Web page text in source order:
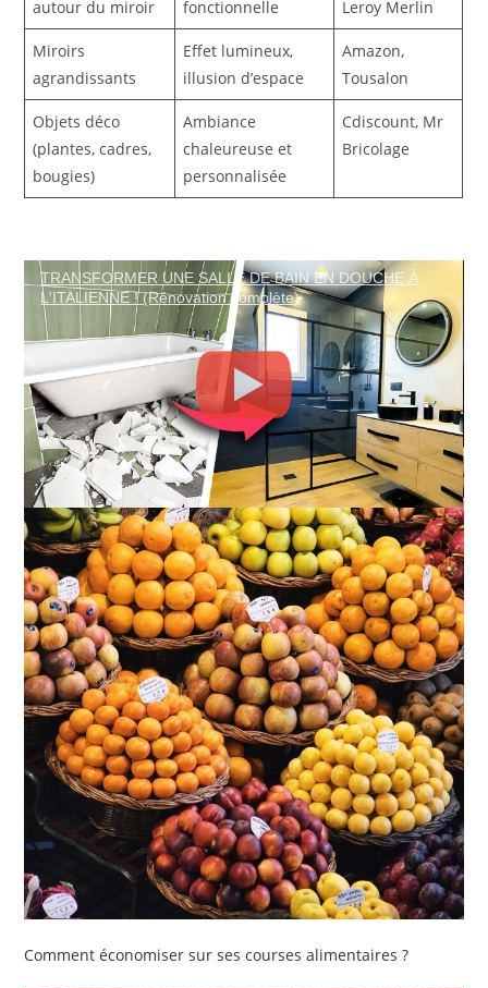
autour du miroir fonctionnelle Leroy Merlin
Miroirs
agrandissants
Effet lumineux,
illusion d’espace
Amazon,
Tousalon
Objets déco
(plantes, cadres,
bougies)
Ambiance
chaleureuse et
personnalisée
Cdiscount, Mr
Bricolage
TRANSFORMER UNE SALLE DE BAIN EN DOUCHE À
L'ITALIENNE ! (Rénovation complète)
Comment économiser sur ses courses alimentaires ?